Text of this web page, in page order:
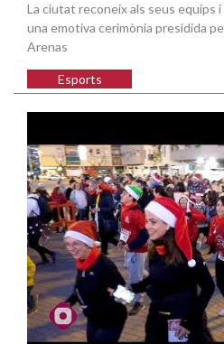
La ciutat reconeix als seus equips
una emotiva cerimònia presidida
Arenas
Esports